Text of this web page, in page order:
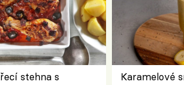
stehna s
Karamelové